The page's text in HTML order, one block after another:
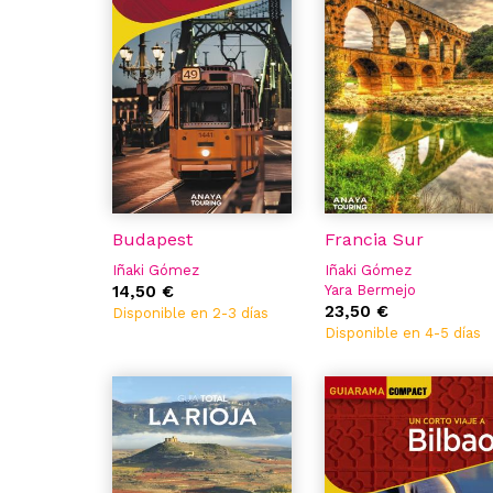
Budapest
Iñaki Gómez
14,50 €
Disponible en 2-3 días
Francia Sur
Iñaki Gómez
Yara Bermejo
23,50 €
Disponible en 4-5 días